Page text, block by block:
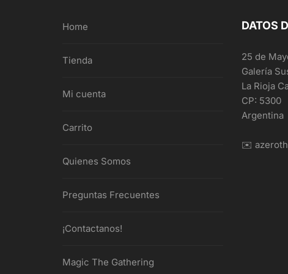
Home
Tienda
Mi cuenta
Carrito
Quienes Somos
Preguntas Frecuentes
¡Contactanos!
Magic The Gathering
DATOS
25 de
Galería
La Rioja
CP: 5300
Argentina
✉️